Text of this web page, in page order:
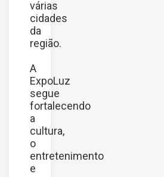
várias
cidades
da
região.
A
ExpoLuz
segue
fortalecendo
a
cultura,
o
entretenimento
e